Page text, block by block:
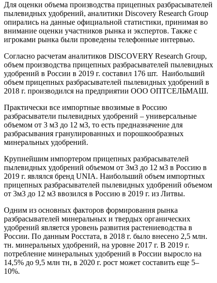
Для оценки объема производства прицепных разбрасывателей
пылевидных удобрений, аналитики Discovery Research Group
опирались на данные официальной статистики, принимая во
внимание оценки участников рынка и экспертов. Также с
игроками рынка были проведены телефонные интервью.
Согласно расчетам аналитиков DISCOVERY Research Group,
объем производства прицепных разбрасывателей пылевидных
удобрений в России в 2019 г. составил 176 шт. Наибольший
объем прицепных разбрасывателей пылевидных удобрений в
2018 г. производился на предприятии ООО ОПТСЕЛЬМАШ.
Практически все импортные ввозимые в Россию
разбрасыватели пылевидных удобрений – универсальные
объемом от 3 м3 до 12 м3, то есть предназначение для
разбрасывания гранулированных и порошкообразных
минеральных удобрений.
Крупнейшим импортером прицепных разбрасывателей
пылевидных удобрений объемом от 3м3 до 12 м3 в Россию в
2019 г. являлся бренд UNIA. Наибольший объем импортных
прицепных разбрасывателей пылевидных удобрений объемом
от 3м3 до 12 м3 ввозился в Россию в 2019 г. из Литвы.
Одним из основных факторов формирования рынка
разбрасывателей минеральных и твердых органических
удобрений является уровень развития растениеводства в
России. По данным Росстата, в 2018 г. было внесено 2,5 млн.
тн. минеральных удобрений, на уровне 2017 г. В 2019 г.
потребление минеральных удобрений в России выросло на
14,5% до 9,5 млн тн, в 2020 г. рост может составить еще 5–
10%.